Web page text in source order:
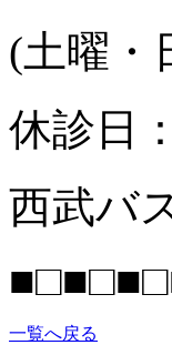
(土曜・
休診日
西武バ
一覧へ戻る